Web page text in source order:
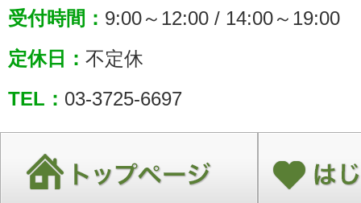
受付時間： 9:00～12:00 / 14:00～19:00
定休日： 不定休
TEL： 03-3725-6697